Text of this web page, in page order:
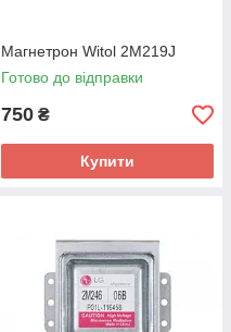
Магнетрон Witol 2M219J
Готово до відправки
750 ₴
Купити